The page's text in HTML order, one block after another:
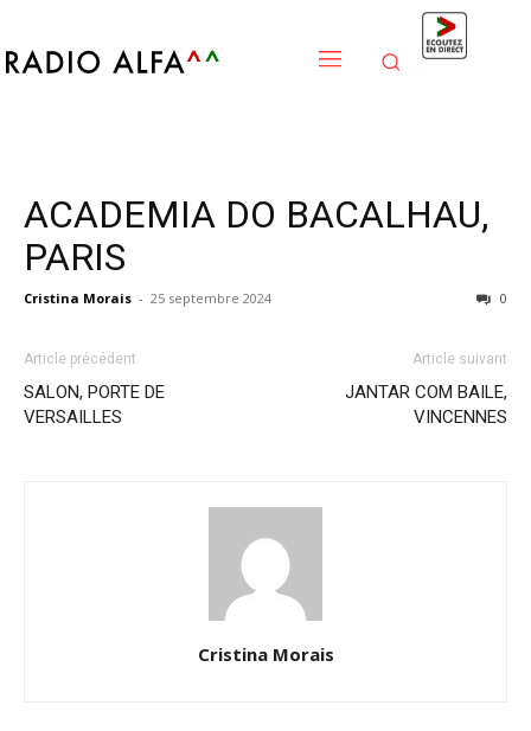
ACADEMIA DO BACALHAU,
PARIS
Cristina Morais - 25 septembre 2024 0
Article précédent
SALON, PORTE DE
VERSAILLES
Article suivant
JANTAR COM BAILE,
VINCENNES
Cristina Morais